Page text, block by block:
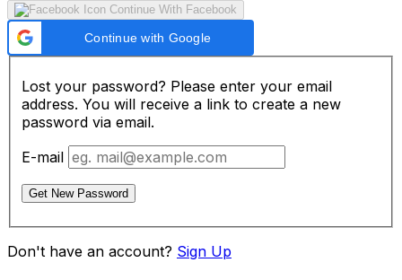
Continue With Facebook
Continue with Google
Lost your password? Please enter your email
address. You will receive a link to create a new
password via email.
E-mail
Get New Password
Don't have an account? Sign Up